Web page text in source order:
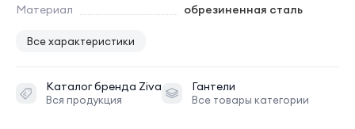
Материал
обрезиненная сталь
Все характеристики
Каталог бренда Ziva
Вся продукция
Гантели
Все товары категории